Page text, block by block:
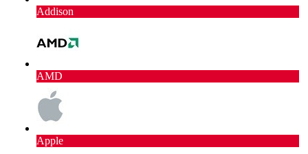
Addison
AMD
Apple